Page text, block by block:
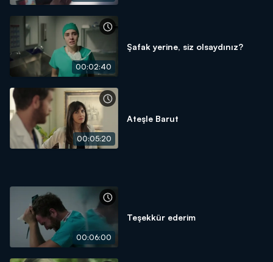
00:02:40
Şafak yerine, siz olsaydınız?
00:05:20
Ateşle Barut
00:06:00
Teşekkür ederim